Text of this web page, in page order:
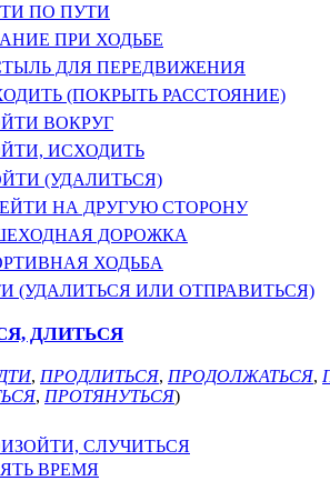
ПО ПУТИ
ПРИ ХОДЬБЕ
ДЛЯ ПЕРЕДВИЖЕНИЯ
(ПОКРЫТЬ РАССТОЯНИЕ)
ВОКРУГ
ИСХОДИТЬ
(УДАЛИТЬСЯ)
НА ДРУГУЮ СТОРОНУ
ДОРОЖКА
ХОДЬБА
(УДАЛИТЬСЯ ИЛИ ОТПРАВИТЬСЯ)
ДЛИТЬСЯ
, ПРОДЛИТЬСЯ, ПРОДОЛЖАТЬСЯ,
, ПРОТЯНУТЬСЯ)
СЛУЧИТЬСЯ
ВРЕМЯ